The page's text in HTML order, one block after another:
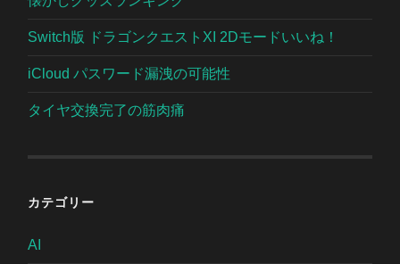
Switch版 ドラゴンクエストXI 2Dモードいいね！
iCloud パスワード漏洩の可能性
タイヤ交換完了の筋肉痛
カテゴリー
AI